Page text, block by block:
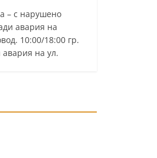
– с нарушено
авария на
10:00/18:00 гр.
на ул.